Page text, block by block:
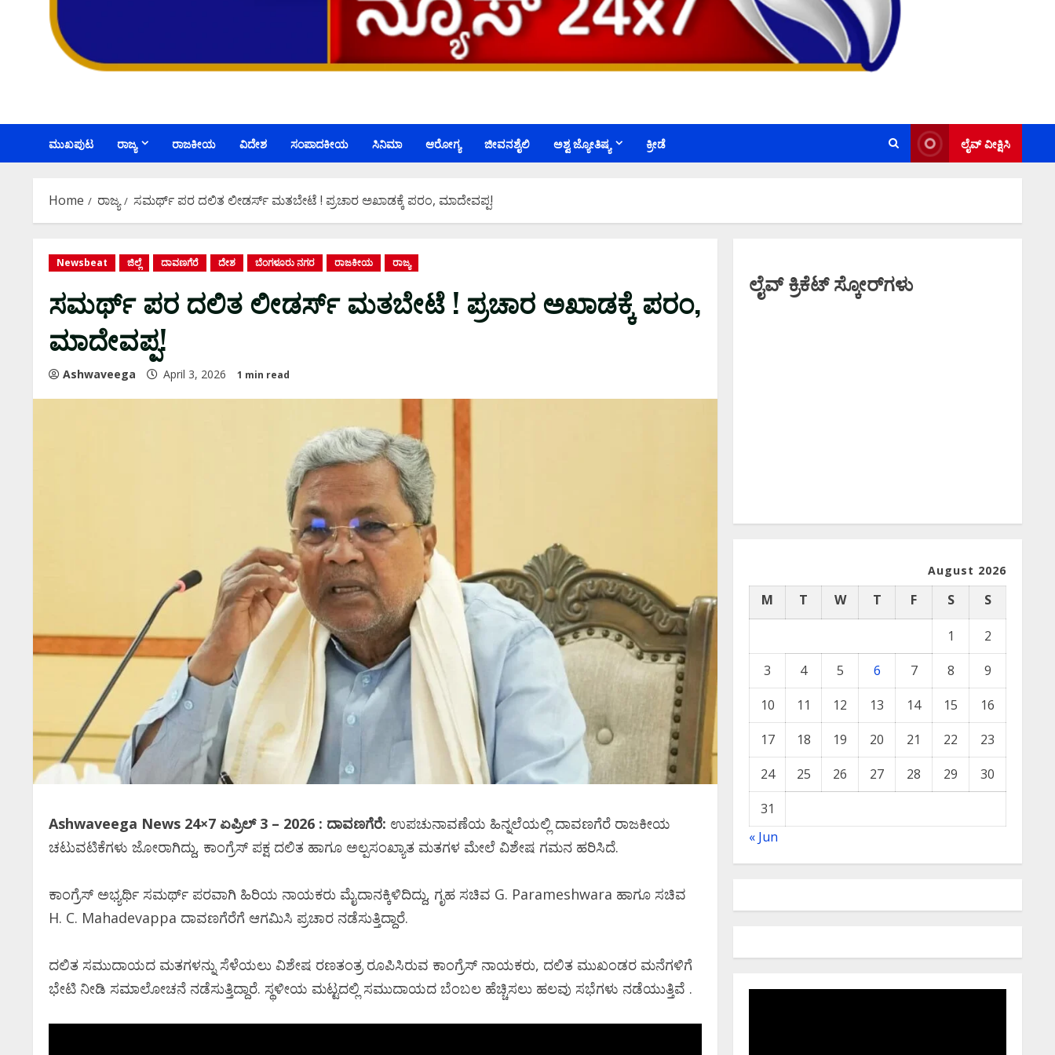
ಮುಖಪುಟ ರಾಜ್ಯ ರಾಜಕೀಯ ವಿದೇಶ ಸಂಪಾದಕೀಯ ಸಿನಿಮಾ ಆರೋಗ್ಯ ಜೀವನಶೈಲಿ ಅಶ್ವ ಜ್ಯೋತಿಷ್ಯ ಕ್ರೀಡೆ ಲೈವ್ ವೀಕ್ಷಿಸಿ
Home ರಾಜ್ಯ ಸಮರ್ಥ್‌ ಪರ ದಲಿತ ಲೀಡರ್ಸ್‌ ಮತಬೇಟೆ ! ಪ್ರಚಾರ ಅಖಾಡಕ್ಕೆ ಪರಂ, ಮಾದೇವಪ್ಪ!
Newsbeat ಜಿಲ್ಲೆ ದಾವಣಗೆರೆ ದೇಶ ಬೆಂಗಳೂರು ನಗರ ರಾಜಕೀಯ ರಾಜ್ಯ
ಸಮರ್ಥ್‌ ಪರ ದಲಿತ ಲೀಡರ್ಸ್‌ ಮತಬೇಟೆ ! ಪ್ರಚಾರ ಅಖಾಡಕ್ಕೆ ಪರಂ,
ಮಾದೇವಪ್ಪ!
Ashwaveega April 3, 2026 1 min read
Ashwaveega News 24×7 ಏಪ್ರಿಲ್‌ 3 – 2026 : ದಾವಣಗೆರೆ: ಉಪಚುನಾವಣೆಯ ಹಿನ್ನಲೆಯಲ್ಲಿ ದಾವಣಗೆರೆ ರಾಜಕೀಯ
ಚಟುವಟಿಕೆಗಳು ಜೋರಾಗಿದ್ದು, ಕಾಂಗ್ರೆಸ್ ಪಕ್ಷ ದಲಿತ ಹಾಗೂ ಅಲ್ಪಸಂಖ್ಯಾತ ಮತಗಳ ಮೇಲೆ ವಿಶೇಷ ಗಮನ ಹರಿಸಿದೆ.
ಕಾಂಗ್ರೆಸ್ ಅಭ್ಯರ್ಥಿ ಸಮರ್ಥ್ ಪರವಾಗಿ ಹಿರಿಯ ನಾಯಕರು ಮೈದಾನಕ್ಕಿಳಿದಿದ್ದು, ಗೃಹ ಸಚಿವ G. Parameshwara ಹಾಗೂ ಸಚಿವ
H. C. Mahadevappa ದಾವಣಗೆರೆಗೆ ಆಗಮಿಸಿ ಪ್ರಚಾರ ನಡೆಸುತ್ತಿದ್ದಾರೆ.
ದಲಿತ ಸಮುದಾಯದ ಮತಗಳನ್ನು ಸೆಳೆಯಲು ವಿಶೇಷ ರಣತಂತ್ರ ರೂಪಿಸಿರುವ ಕಾಂಗ್ರೆಸ್ ನಾಯಕರು, ದಲಿತ ಮುಖಂಡರ ಮನೆಗಳಿಗೆ
ಭೇಟಿ ನೀಡಿ ಸಮಾಲೋಚನೆ ನಡೆಸುತ್ತಿದ್ದಾರೆ. ಸ್ಥಳೀಯ ಮಟ್ಟದಲ್ಲಿ ಸಮುದಾಯದ ಬೆಂಬಲ ಹೆಚ್ಚಿಸಲು ಹಲವು ಸಭೆಗಳು ನಡೆಯುತ್ತಿವೆ .
ಲೈವ್ ಕ್ರಿಕೆಟ್ ಸ್ಕೋರ್‌ಗಳು
August 2026
M T W T F S S
1
2
3
4 5 6 7 8
9
10
11 12 13 14 15
16
17
18 19 20 21 22
23
24
25 26 27 28 29
30
31
« Jun